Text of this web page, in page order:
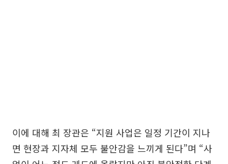
이에 대해 최 장관은 “지원 사업은 일정 기간이 지나
면 현장과 지자체 모두 불안감을 느끼게 된다”며 “사